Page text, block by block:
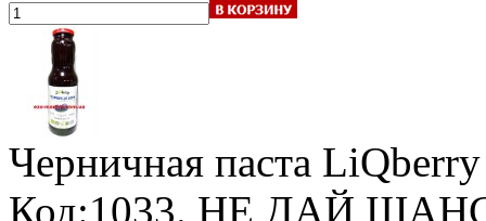
Черничная паста LiQberry
Код:1033. НЕ ДАЙ